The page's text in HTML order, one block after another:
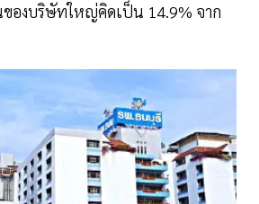
องบริษัทใหญ่คิดเป็น 14.9% จาก